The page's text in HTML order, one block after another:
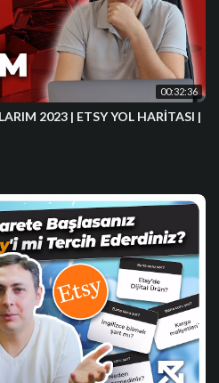
00:32:36
2023 | ETSY YOL HARİTASI |